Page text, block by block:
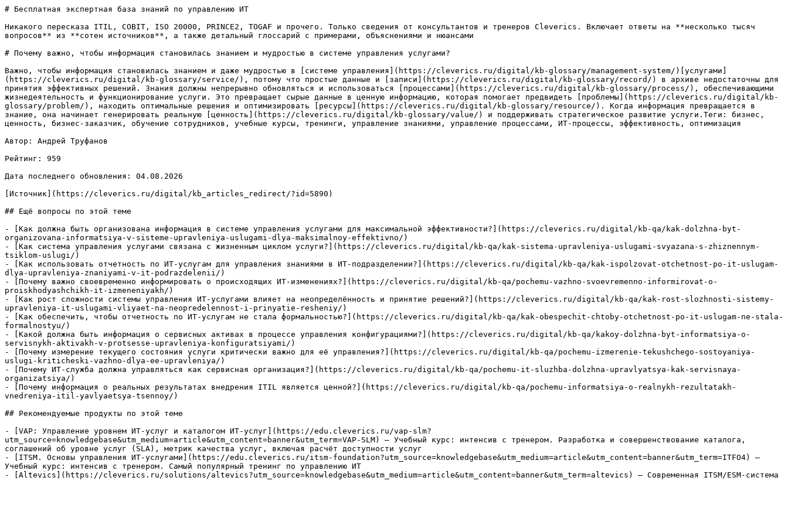
# Бесплатная экспертная база знаний по управлению ИТ
Никакого пересказа ITIL, COBIT, ISO 20000, PRINCE2, TOGAF и прочего. Только сведения от консультантов и тренеров Cleverics. Включает ответы на **несколько тысяч
вопросов** из **сотен источников**, а также детальный глоссарий с примерами, объяснениями и нюансами
# Почему важно, чтобы информация становилась знанием и мудростью в системе управления услугами?
Важно, чтобы информация становилась знанием и даже мудростью в [системе управления](https://cleverics.ru/digital/kb-glossary/management-system/)[услугами]
(https://cleverics.ru/digital/kb-glossary/service/), потому что простые данные и [записи](https://cleverics.ru/digital/kb-glossary/record/) в архиве недостаточны для
принятия эффективных решений. Знания должны непрерывно обновляться и использоваться [процессами](https://cleverics.ru/digital/kb-glossary/process/), обеспечивающими
жизнедеятельность и функционирование услуги. Это превращает сырые данные в ценную информацию, которая помогает предвидеть [проблемы](https://cleverics.ru/digital/kb-
glossary/problem/), находить оптимальные решения и оптимизировать [ресурсы](https://cleverics.ru/digital/kb-glossary/resource/). Когда информация превращается в
знание, она начинает генерировать реальную [ценность](https://cleverics.ru/digital/kb-glossary/value/) и поддерживать стратегическое развитие услуги.Теги: бизнес,
ценность, бизнес-заказчик, обучение сотрудников, учебные курсы, тренинги, управление знаниями, управление процессами, ИТ-процессы, эффективность, оптимизация
Автор: Андрей Труфанов
Рейтинг: 959
Дата последнего обновления: 04.08.2026
[Источник](https://cleverics.ru/digital/kb_articles_redirect/?id=5890)
## Ещё вопросы по этой теме
- [Как должна быть организована информация в системе управления услугами для максимальной эффективности?](https://cleverics.ru/digital/kb-qa/kak-dolzhna-byt-
organizovana-informatsiya-v-sisteme-upravleniya-uslugami-dlya-maksimalnoy-effektivno/)
- [Как система управления услугами связана с жизненным циклом услуги?](https://cleverics.ru/digital/kb-qa/kak-sistema-upravleniya-uslugami-svyazana-s-zhiznennym-
tsiklom-uslugi/)
- [Как использовать отчетность по ИТ-услугам для управления знаниями в ИТ-подразделении?](https://cleverics.ru/digital/kb-qa/kak-ispolzovat-otchetnost-po-it-uslugam-
dlya-upravleniya-znaniyami-v-it-podrazdelenii/)
- [Почему важно своевременно информировать о происходящих ИТ-изменениях?](https://cleverics.ru/digital/kb-qa/pochemu-vazhno-svoevremenno-informirovat-o-
proiskhodyashchikh-it-izmeneniyakh/)
- [Как рост сложности системы управления ИТ-услугами влияет на неопределённость и принятие решений?](https://cleverics.ru/digital/kb-qa/kak-rost-slozhnosti-sistemy-
upravleniya-it-uslugami-vliyaet-na-neopredelennost-i-prinyatie-resheniy/)
- [Как обеспечить, чтобы отчетность по ИТ-услугам не стала формальностью?](https://cleverics.ru/digital/kb-qa/kak-obespechit-chtoby-otchetnost-po-it-uslugam-ne-stala-
formalnostyu/)
- [Какой должна быть информация о сервисных активах в процессе управления конфигурациями?](https://cleverics.ru/digital/kb-qa/kakoy-dolzhna-byt-informatsiya-o-
servisnykh-aktivakh-v-protsesse-upravleniya-konfiguratsiyami/)
- [Почему измерение текущего состояния услуги критически важно для её управления?](https://cleverics.ru/digital/kb-qa/pochemu-izmerenie-tekushchego-sostoyaniya-
uslugi-kriticheski-vazhno-dlya-ee-upravleniya/)
- [Почему ИТ-служба должна управляться как сервисная организация?](https://cleverics.ru/digital/kb-qa/pochemu-it-sluzhba-dolzhna-upravlyatsya-kak-servisnaya-
organizatsiya/)
- [Почему информация о реальных результатах внедрения ITIL является ценной?](https://cleverics.ru/digital/kb-qa/pochemu-informatsiya-o-realnykh-rezultatakh-
vnedreniya-itil-yavlyaetsya-tsennoy/)
## Рекомендуемые продукты по этой теме
- [VAP: Управление уровнем ИТ-услуг и каталогом ИТ-услуг](https://edu.cleverics.ru/vap-slm?
utm_source=knowledgebase&utm_medium=article&utm_content=banner&utm_term=VAP-SLM) — Учебный курс: интенсив с тренером. Разработка и совершенствование каталога,
соглашений об уровне услуг (SLA), метрик качества услуг, включая расчёт доступности услуг
- [ITSM. Основы управления ИТ-услугами](https://edu.cleverics.ru/itsm-foundation?utm_source=knowledgebase&utm_medium=article&utm_content=banner&utm_term=ITFO4) —
Учебный курс: интенсив с тренером. Самый популярный тренинг по управлению ИТ
- [Altevics](https://cleverics.ru/solutions/altevics?utm_source=knowledgebase&utm_medium=article&utm_content=banner&utm_term=altevics) — Современная ITSM/ESM-система